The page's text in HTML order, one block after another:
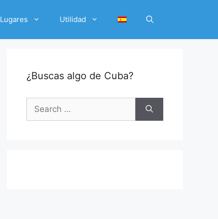
Lugares Utilidad
¿Buscas algo de Cuba?
Search
for: